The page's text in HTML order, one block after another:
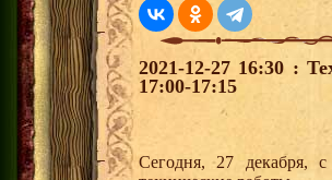
2021-12-27 16:30 :
17:00-17:15
Сегодня, 27 декабря,